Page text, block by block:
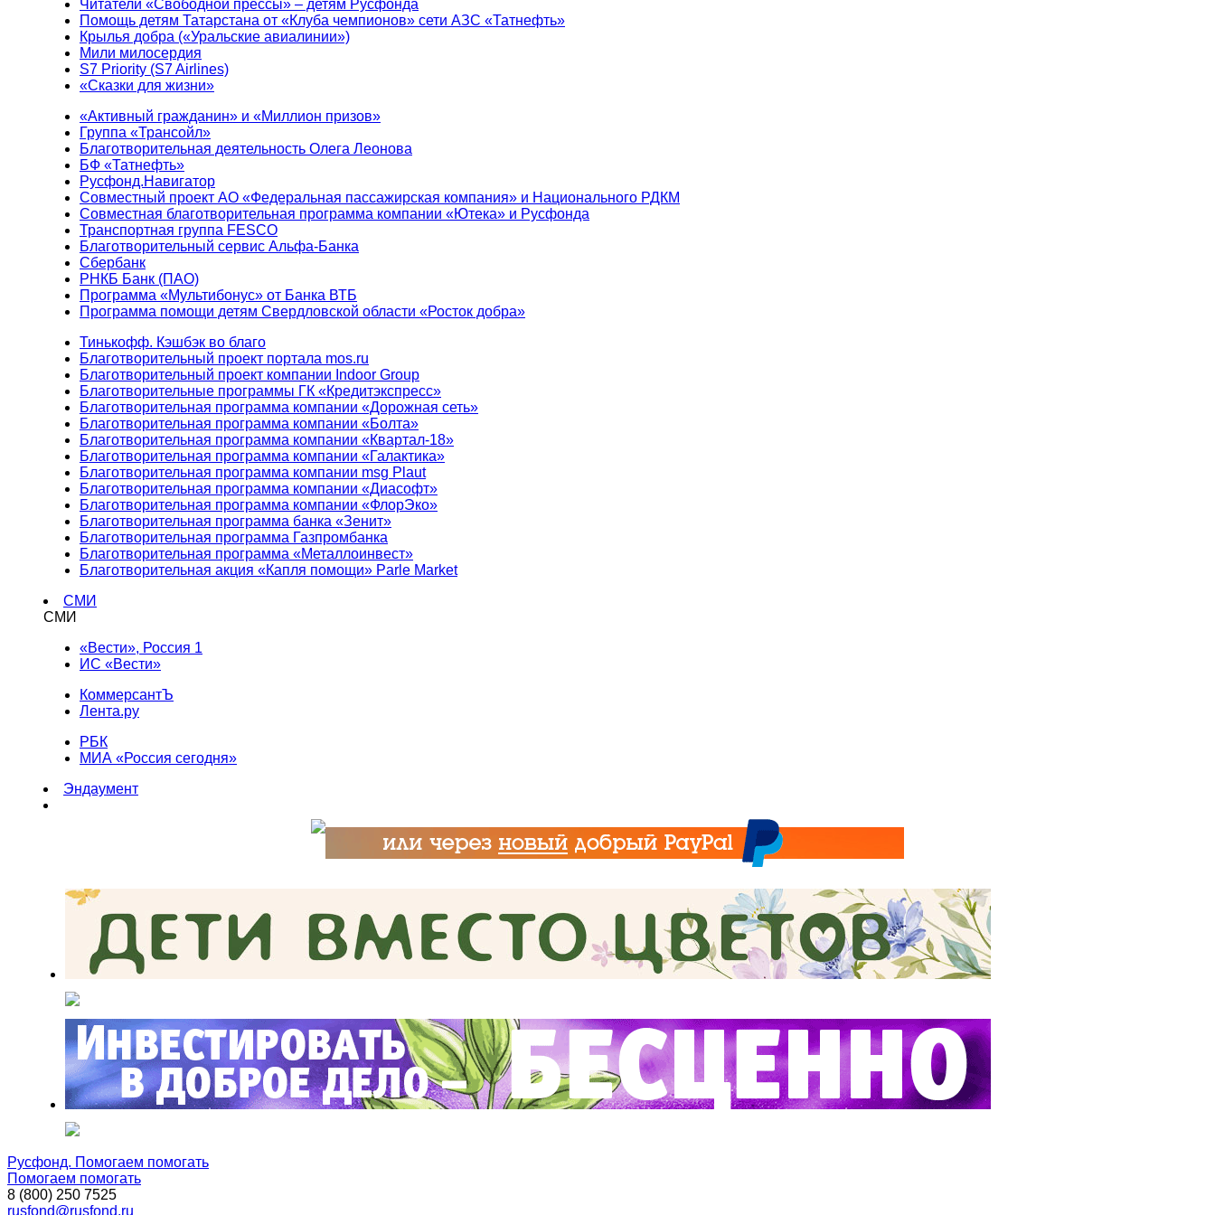
Читатели «Свободной прессы» – детям Русфонда
Помощь детям Татарстана от «Клуба чемпионов» сети АЗС «Татнефть»
Крылья добра («Уральские авиалинии»)
Мили милосердия
S7 Priority (S7 Airlines)
«Сказки для жизни»
«Активный гражданин» и «Миллион призов»
Группа «Трансойл»
Благотворительная деятельность Олега Леонова
БФ «Татнефть»
Русфонд.Навигатор
Совместный проект АО «Федеральная пассажирская компания» и Национального РДКМ
Совместная благотворительная программа компании «Ютека» и Русфонда
Транспортная группа FESCO
Благотворительный сервис Альфа-Банка
Сбербанк
РНКБ Банк (ПАО)
Программа «Мультибонус» от Банка ВТБ
Программа помощи детям Свердловской области «Росток добра»
Тинькофф. Кэшбэк во благо
Благотворительный проект портала mos.ru
Благотворительный проект компании Indoor Group
Благотворительные программы ГК «Кредитэкспресс»
Благотворительная программа компании «Дорожная сеть»
Благотворительная программа компании «Болта»
Благотворительная программа компании «Квартал-18»
Благотворительная программа компании «Галактика»
Благотворительная программа компании msg Plaut
Благотворительная программа компании «Диасофт»
Благотворительная программа компании «ФлорЭко»
Благотворительная программа банка «Зенит»
Благотворительная программа Газпромбанка
Благотворительная программа «Металлоинвест»
Благотворительная акция «Капля помощи» Parle Market
СМИ
СМИ
«Вести», Россия 1
ИС «Вести»
КоммерсантЪ
Лента.ру
РБК
МИА «Россия сегодня»
Эндаумент
Русфонд. Помогаем помогать
Помогаем помогать
8 (800) 250 7525
rusfond@rusfond.ru